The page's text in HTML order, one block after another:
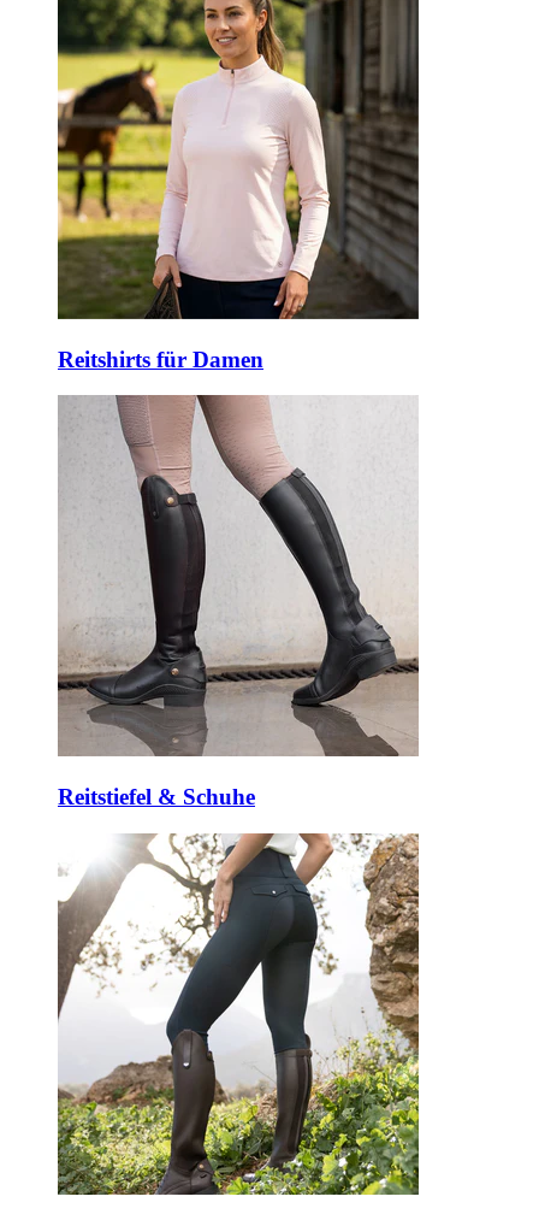
Reitshirts für Damen
Reitstiefel & Schuhe